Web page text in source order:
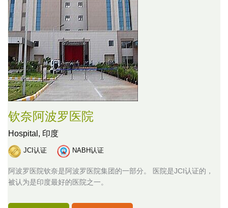
钦奈阿波罗医院
Hospital, 印度
JCI认证 NABH认证
阿波罗医院钦奈是阿波罗医院集团的一部分。 医院是JCI认证的，
被认为是印度最好的医院之一。